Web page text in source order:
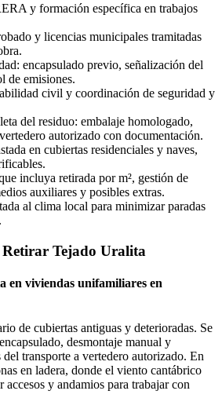
y formación específica en trabajos
y licencias municipales tramitadas
encapsulado previo, señalización del
de emisiones.
civil y coordinación de seguridad y
del residuo: embalaje homologado,
autorizado con documentación.
en cubiertas residenciales y naves,
incluya retirada por m², gestión de
auxiliares y posibles extras.
al clima local para minimizar paradas
Retirar Tejado Uralita
en viviendas unifamiliares en
de cubiertas antiguas y deterioradas. Se
desmontaje manual y
transporte a vertedero autorizado. En
en ladera, donde el viento cantábrico
y andamios para trabajar con